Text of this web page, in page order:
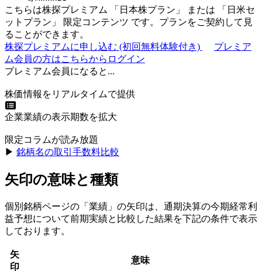
こちらは株探プレミアム 「 日本株プラン 」 または 「 日米セ
ットプラン 」 限定コンテンツ です。プランをご契約して見
ることができます。
株探プレミアムに申し込む (初回無料体験付き)
プレミア
ム会員の方はこちらからログイン
プレミアム会員になると...
株価情報をリアルタイムで提供
企業業績の表示期数を拡大
限定コラムが読み放題
▶︎ 銘柄名の取引手数料比較
矢印の意味と種類
個別銘柄ページの「業績」の矢印は、通期決算の今期経常利
益予想について前期実績と比較した結果を下記の条件で表示
しております。
矢
印
意味